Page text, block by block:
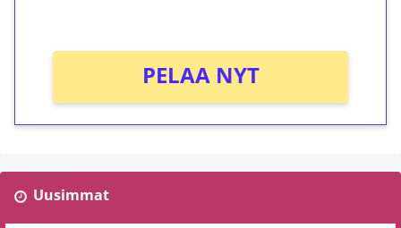
PELAA NYT
Uusimmat